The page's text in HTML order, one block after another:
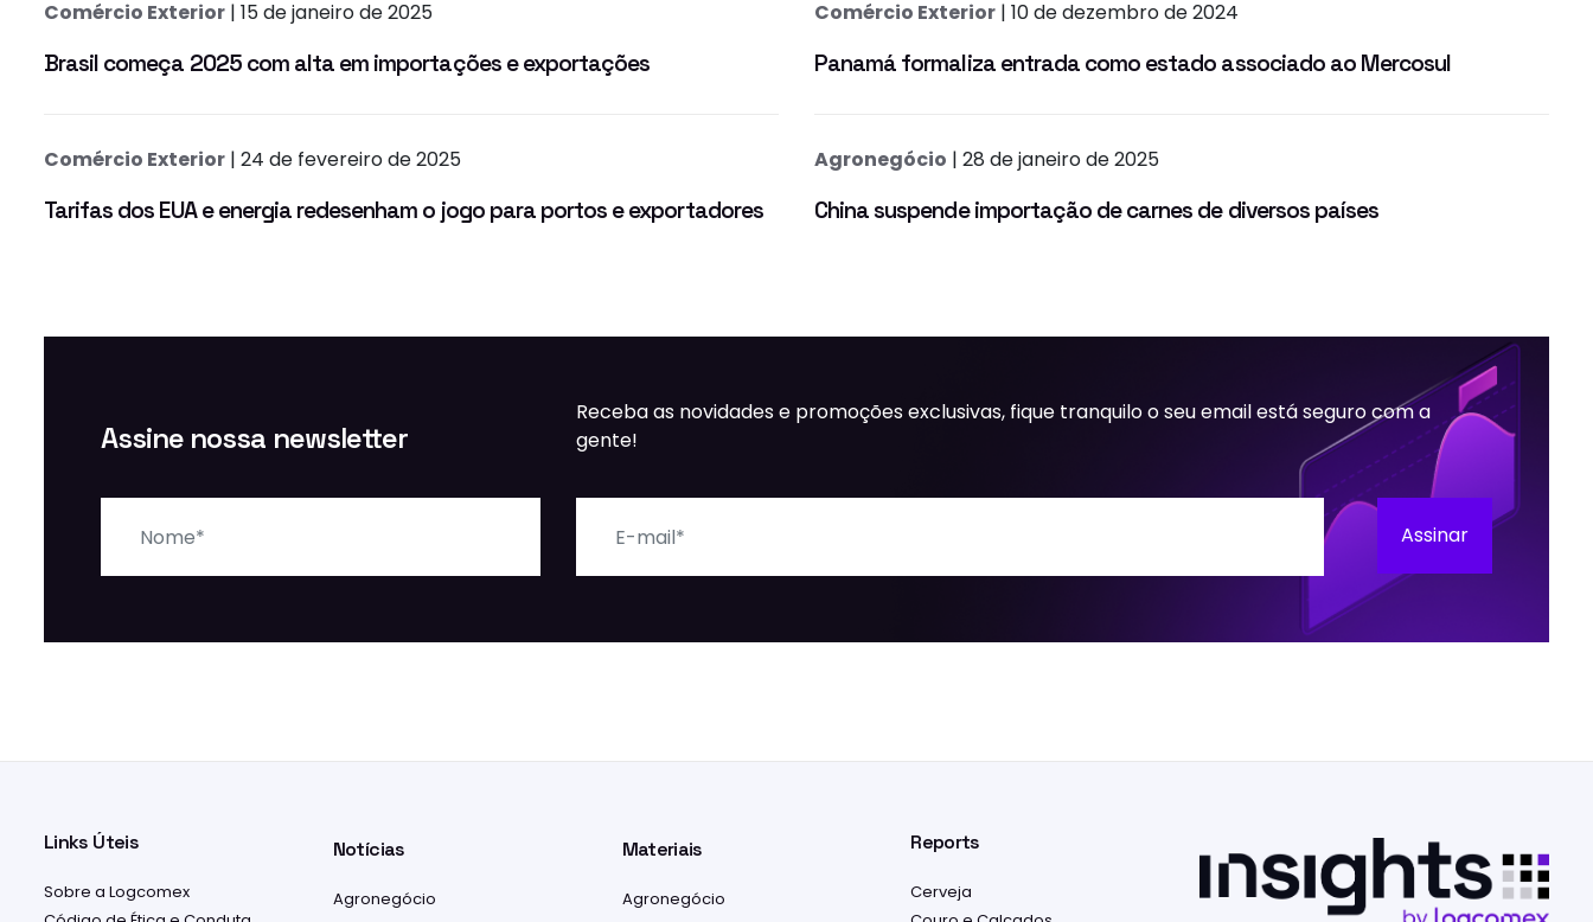
Comércio Exterior | 15 de janeiro de 2025
Brasil começa 2025 com alta em importações e exportações
Comércio Exterior | 24 de fevereiro de 2025
Tarifas dos EUA e energia redesenham o jogo para portos e exportadores
Comércio Exterior | 10 de dezembro de 2024
Panamá formaliza entrada como estado associado ao Mercosul
Agronegócio | 28 de janeiro de 2025
China suspende importação de carnes de diversos países
Assine nossa newsletter
Receba as novidades e promoções exclusivas, fique tranquilo o seu email está seguro com a
gente!
Assinar
Links Úteis
Sobre a Logcomex
Notícias
Agronegócio
Materiais
Agronegócio
Reports
Cerveja